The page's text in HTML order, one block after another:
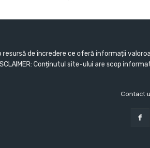
de încredere ce oferă informații
Conținutul site-ului are scop
Contact